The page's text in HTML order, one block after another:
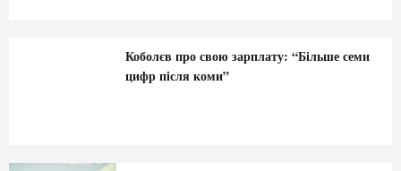
Коболєв про свою зарплату: “Більше семи
цифр після коми”